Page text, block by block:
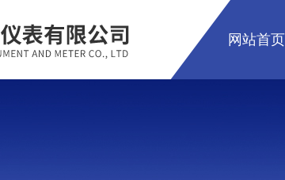
网站首页